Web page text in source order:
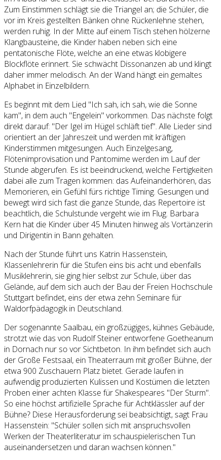
Zum Einstimmen schlägt sie die Triangel an; die Schüler, die
vor im Kreis gestellten Bänken ohne Rückenlehne stehen,
werden ruhig. In der Mitte auf einem Tisch stehen hölzerne
Klangbausteine, die Kinder haben neben sich eine
pentatonische Flöte, welche an eine etwas klobigere
Blockflöte erinnert. Sie schwächt Dissonanzen ab und klingt
daher immer melodisch. An der Wand hängt ein gemaltes
Alphabet in Einzelbildern.
Es beginnt mit dem Lied "Ich sah, ich sah, wie die Sonne
kam", in dem auch "Engelein" vorkommen. Das nächste folgt
direkt darauf: "Der Igel im Hügel schläft tief". Alle Lieder sind
orientiert an der Jahreszeit und werden mit kräftigen
Kinderstimmen mitgesungen. Auch Einzelgesang,
Flötenimprovisation und Pantomime werden im Lauf der
Stunde abgerufen. Es ist beeindruckend, welche Fertigkeiten
dabei alle zum Tragen kommen: das Aufeinanderhören, das
Memorieren, ein Gefühl fürs richtige Timing. Gesungen und
bewegt wird sich fast die ganze Stunde, das Repertoire ist
beachtlich, die Schulstunde vergeht wie im Flug. Barbara
Kern hat die Kinder über 45 Minuten hinweg als Vortänzerin
und Dirigentin in Bann gehalten.
Nach der Stunde führt uns Katrin Hassenstein,
Klassenlehrerin für die Stufen eins bis acht und ebenfalls
Musiklehrerin, sie ging hier selbst zur Schule, über das
Gelände, auf dem sich auch der Bau der Freien Hochschule
Stuttgart befindet, eins der etwa zehn Seminare für
Waldorfpädagogik in Deutschland.
Der sogenannte Saalbau, ein großzügiges, kühnes Gebäude,
strotzt wie das von Rudolf Steiner entworfene Goetheanum
in Dornach nur so vor Sichtbeton. In ihm befindet sich auch
der Große Festsaal, ein Theaterraum mit großer Bühne, der
etwa 900 Zuschauern Platz bietet. Gerade laufen in
aufwendig produzierten Kulissen und Kostümen die letzten
Proben einer achten Klasse für Shakespeares "Der Sturm".
So eine höchst artifizielle Sprache für Achtklässler auf der
Bühne? Diese Herausforderung sei beabsichtigt, sagt Frau
Hassenstein: "Schüler sollen sich mit anspruchsvollen
Werken der Theaterliteratur im schauspielerischen Tun
auseinandersetzen und daran wachsen können."